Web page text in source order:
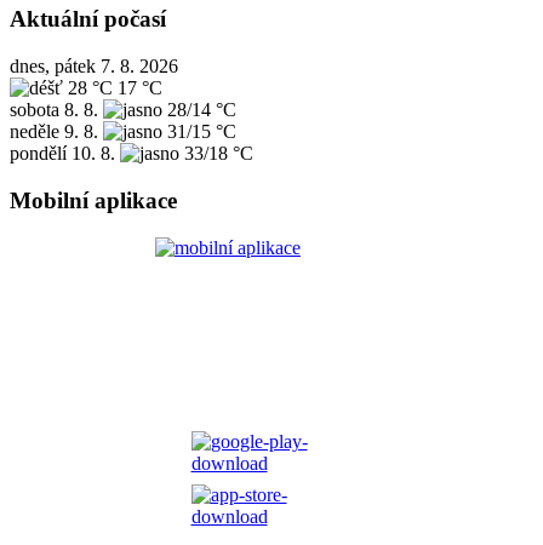
Aktuální počasí
dnes, pátek 7. 8. 2026
28 °C 17 °C
sobota 8. 8.
28/14 °C
neděle 9. 8.
31/15 °C
pondělí 10. 8. 33/18 °C
Mobilní aplikace